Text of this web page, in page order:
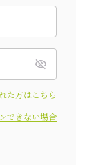
た方はこちら
できない場合